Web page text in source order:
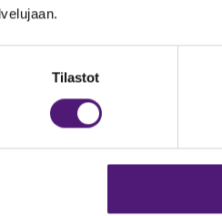
Tilastot
Vastuullisuus
Avoimet työpaikat
Anna palautetta
Evästeasetukset